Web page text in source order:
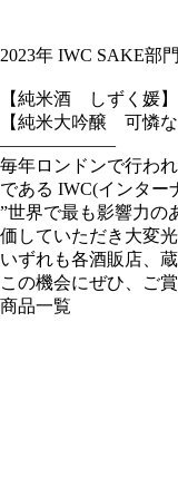
2023年 IWC SAKE部
【純米酒 しずく
【純米大吟醸 可憐
——————–
毎年ロンドンで行わ
である IWC(インター
”世界で最も影響力の
価していただき大変光
いずれも各酒販店、
この機会にぜひ、ご
商品一覧